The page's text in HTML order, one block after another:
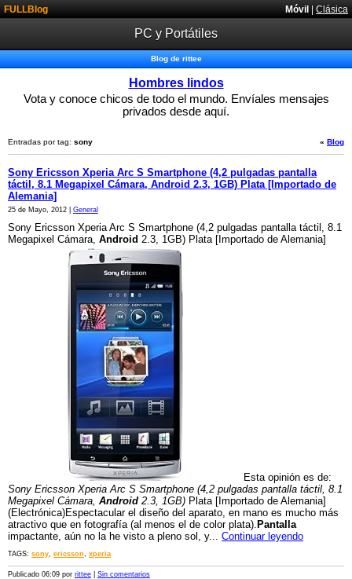
Móvil | Clásica
FULLBlog
PC y Portátiles
Blog de rittee
Hombres lindos
Vota y conoce chicos de todo el mundo. Envíales mensajes
privados desde aquí.
« Blog
Entradas por tag: sony
Sony Ericsson Xperia Arc S Smartphone (4,2 pulgadas pantalla
táctil, 8.1 Megapixel Cámara, Android 2.3, 1GB) Plata [Importado de
Alemania]
25 de Mayo, 2012 | General
Sony Ericsson Xperia Arc S Smartphone (4,2 pulgadas pantalla táctil, 8.1
Megapixel Cámara, Android 2.3, 1GB) Plata [Importado de Alemania]
Esta opinión es de:
Sony Ericsson Xperia Arc S Smartphone (4,2 pulgadas pantalla táctil, 8.1
Megapixel Cámara, Android 2.3, 1GB) Plata [Importado de Alemania]
(Electrónica)Espectacular el diseño del aparato, en mano es mucho más
atractivo que en fotografía (al menos el de color plata). Pantalla
impactante, aún no la he visto a pleno sol, y... Continuar leyendo
TAGS: sony, ericsson, xperia
Publicado 06:09 por rittee Sin comentarios